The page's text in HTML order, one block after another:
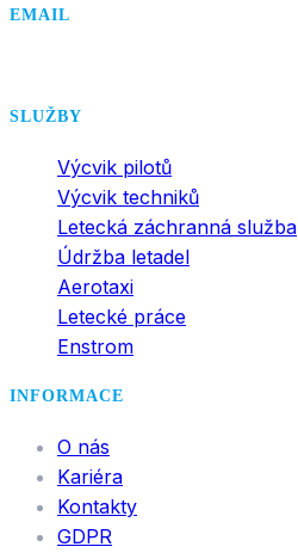
EMAIL
SLUŽBY
Výcvik pilotů
Výcvik techniků
Letecká záchranná služba
Údržba letadel
Aerotaxi
Letecké práce
Enstrom
INFORMACE
O nás
Kariéra
Kontakty
GDPR